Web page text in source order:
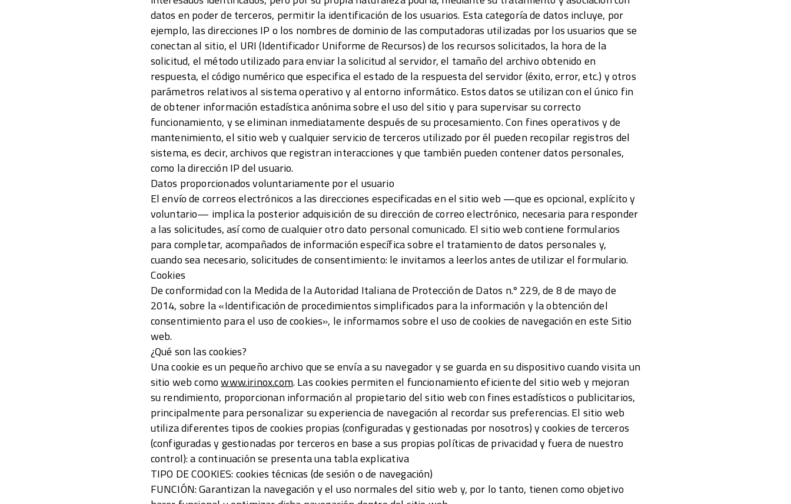
datos en poder de terceros, permitir la identificación de los usuarios. Esta categoría de datos incluye, por
ejemplo, las direcciones IP o los nombres de dominio de las computadoras utilizadas por los usuarios que se
conectan al sitio, el URI (Identificador Uniforme de Recursos) de los recursos solicitados, la hora de la
solicitud, el método utilizado para enviar la solicitud al servidor, el tamaño del archivo obtenido en
respuesta, el código numérico que especifica el estado de la respuesta del servidor (éxito, error, etc.) y otros
parámetros relativos al sistema operativo y al entorno informático. Estos datos se utilizan con el único fin
de obtener información estadística anónima sobre el uso del sitio y para supervisar su correcto
funcionamiento, y se eliminan inmediatamente después de su procesamiento. Con fines operativos y de
mantenimiento, el sitio web y cualquier servicio de terceros utilizado por él pueden recopilar registros del
sistema, es decir, archivos que registran interacciones y que también pueden contener datos personales,
como la dirección IP del usuario.
Datos proporcionados voluntariamente por el usuario
El envío de correos electrónicos a las direcciones especificadas en el sitio web —que es opcional, explícito y
voluntario— implica la posterior adquisición de su dirección de correo electrónico, necesaria para responder
a las solicitudes, así como de cualquier otro dato personal comunicado. El sitio web contiene formularios
para completar, acompañados de información específica sobre el tratamiento de datos personales y,
cuando sea necesario, solicitudes de consentimiento: le invitamos a leerlos antes de utilizar el formulario.
Cookies
De conformidad con la Medida de la Autoridad Italiana de Protección de Datos n.º 229, de 8 de mayo de
2014, sobre la «Identificación de procedimientos simplificados para la información y la obtención del
consentimiento para el uso de cookies», le informamos sobre el uso de cookies de navegación en este Sitio
web.
¿Qué son las cookies?
Una cookie es un pequeño archivo que se envía a su navegador y se guarda en su dispositivo cuando visita un
sitio web comowww.irinox.com. Las cookies permiten el funcionamiento eficiente del sitio web y mejoran
su rendimiento, proporcionan información al propietario del sitio web con fines estadísticos o publicitarios,
principalmente para personalizar su experiencia de navegación al recordar sus preferencias. El sitio web
utiliza diferentes tipos de cookies propias (configuradas y gestionadas por nosotros) y cookies de terceros
(configuradas y gestionadas por terceros en base a sus propias políticas de privacidad y fuera de nuestro
control): a continuación se presenta una tabla explicativa
TIPO DE COOKIES: cookies técnicas (de sesión o de navegación)
FUNCIÓN: Garantizan la navegación y el uso normales del sitio web y, por lo tanto, tienen como objetivo